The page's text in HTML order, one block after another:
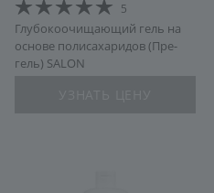
5
Глубокоочищающий гель на
основе полисахаридов (Пре-
гель) SALON